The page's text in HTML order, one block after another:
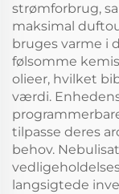
strømforbrug,
maksimal
bruges varme i
følsomme
olieer, hvilket
værdi.
tilpasse deres
behov.
langsigtede